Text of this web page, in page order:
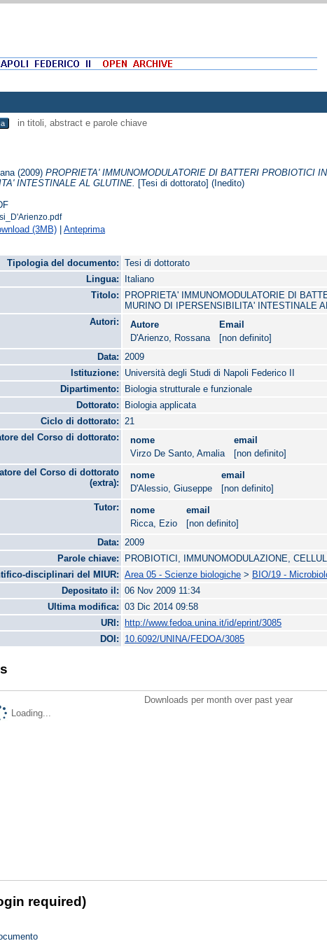
in titoli, abstract e parole chiave
(2009)PROPRIETA' IMMUNOMODULATORIE DI BATTERI PROBIOTICI
INTESTINALE AL GLUTINE.
[Tesi di dottorato] (Inedito)
(3MB) |Anteprima
Tipologia del documento:
Tesi di dottorato
Lingua:
Italiano
Titolo:
PROPRIETA' IMMUNOMODULATORIE DI
MURINO DI IPERSENSIBILITA' INTESTINALE
Autori:
Autore
Email
D'Arienzo, Rossana
[non definito]
Data:
2009
Istituzione:
Università degli Studi di Napoli Federico II
Dipartimento:
Biologia strutturale e funzionale
Dottorato:
Biologia applicata
Ciclo di dottorato:
21
del Corso di dottorato:
nome
email
Virzo De Santo, Amalia
[non definito]
del Corso di dottorato
(extra):
nome
email
D'Alessio, Giuseppe
[non definito]
Tutor:
nome
email
Ricca, Ezio
[non definito]
Data:
2009
Parole chiave:
PROBIOTICI, IMMUNOMODULAZIONE,
disciplinari del MIUR:
Area 05 - Scienze biologiche > BIO/19 -
Depositato il:
06 Nov 2009 11:34
Ultima modifica:
03 Dic 2014 09:58
URI:
http://www.fedoa.unina.it/id/eprint/3085
DOI:
10.6092/UNINA/FEDOA/3085
Downloads per month over past year
Loading...
required)